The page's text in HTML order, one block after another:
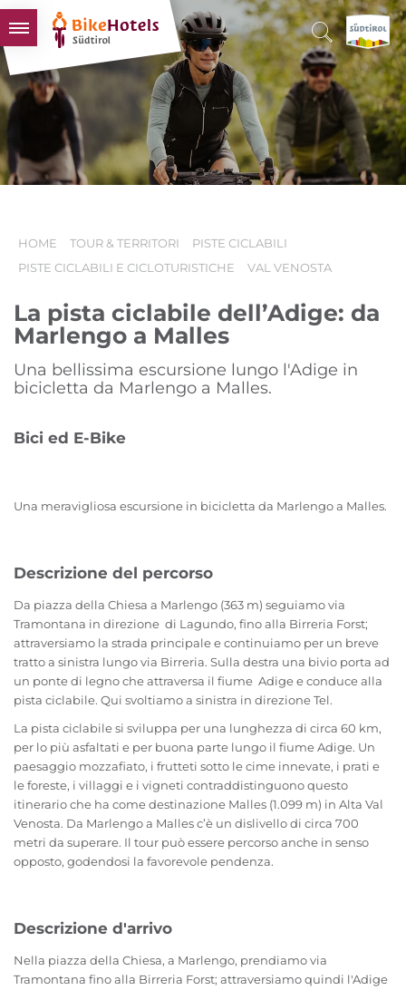
BIKEHOTELS
HOTELS & PACCHETTI
TOUR & TERRITORI
L'ALTO ADIGE & NOI
HOME TOUR & TERRITORI
PISTE CICLABILI
PISTE CICLABILI E CICLOTURISTICHE
VAL VENOSTA
La pista ciclabile dell’Adige: da
Marlengo a Malles
Una bellissima escursione lungo l'Adige in
bicicletta da Marlengo a Malles.
Bici ed E-Bike
Una meravigliosa escursione in bicicletta da Marlengo a Malles.
Descrizione del percorso
Da piazza della Chiesa a Marlengo (363 m) seguiamo via
Tramontana in direzione di Lagundo, fino alla Birreria Forst;
attraversiamo la strada principale e continuiamo per un breve
tratto a sinistra lungo via Birreria. Sulla destra una bivio porta ad
un ponte di legno che attraversa il fiume Adige e conduce alla
pista ciclabile. Qui svoltiamo a sinistra in direzione Tel.
La pista ciclabile si sviluppa per una lunghezza di circa 60 km,
per lo più asfaltati e per buona parte lungo il fiume Adige. Un
paesaggio mozzafiato, i frutteti sotto le cime innevate, i prati e
le foreste, i villaggi e i vigneti contraddistinguono questo
itinerario che ha come destinazione Malles (1.099 m) in Alta Val
Venosta. Da Marlengo a Malles c’è un dislivello di circa 700
metri da superare. Il tour può essere percorso anche in senso
opposto, godendosi la favorevole pendenza.
Descrizione d'arrivo
Nella piazza della Chiesa, a Marlengo, prendiamo via
Tramontana fino alla Birreria Forst; attraversiamo quindi l'Adige